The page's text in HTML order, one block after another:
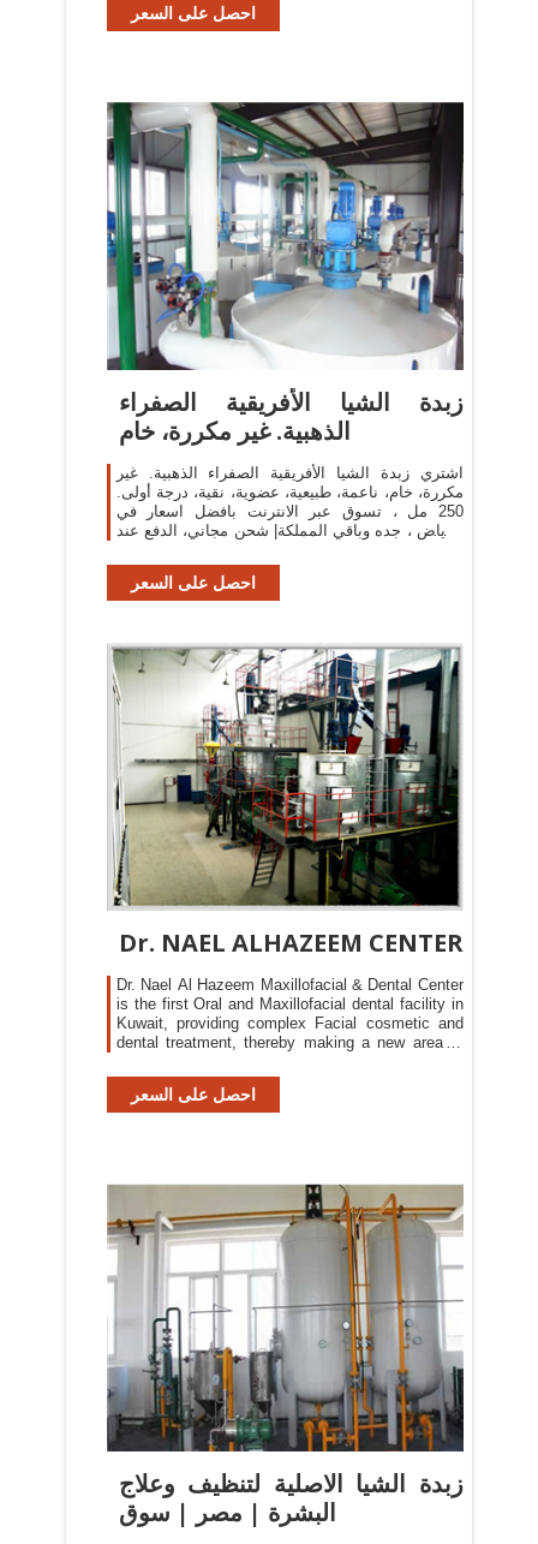
احصل على السعر
زبدة الشيا الأفريقية الصفراء
الذهبية. غير مكررة، خام
اشتري زبدة الشيا الأفريقية الصفراء الذهبية. غير
مكررة، خام، ناعمة، طبيعية، عضوية، نقية، درجة أولى.
250 مل ، تسوق عبر الانترنت بافضل اسعار في
الرياض ، جده وباقي المملكة| شحن مجاني، الدفع عند
احصل على السعر
Dr. NAEL ALHAZEEM CENTER
Dr. Nael Al Hazeem Maxillofacial & Dental Center
is the first Oral and Maxillofacial dental facility in
Kuwait, providing complex Facial cosmetic and
dental treatment, thereby making a new area of
internationally recognized standards for quality
and excellence.
احصل على السعر
زبدة الشيا الاصلية لتنظيف وعلاج
البشرة | مصر | سوق